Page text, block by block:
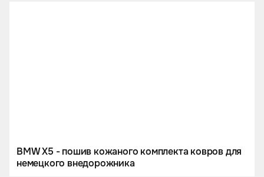
BMW X5 - пошив кожаного комплекта ковров для
немецкого внедорожника